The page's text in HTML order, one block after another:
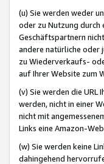
(u) Sie werden weder
oder zu Nutzung durch
Geschäftspartnern
andere natürliche oder
zu Wiederverkaufs-
auf Ihrer Website zum
(v) Sie werden die
werden, nicht in einer
nicht mit
Links eine Amazon-
(w) Sie werden keine
dahingehend